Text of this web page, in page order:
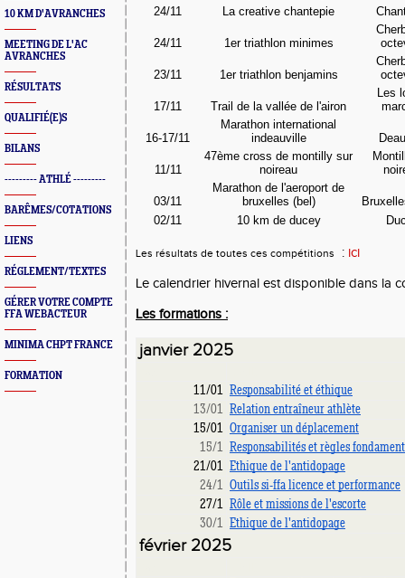
10 KM D'AVRANCHES
MEETING DE L'AC
AVRANCHES
RÉSULTATS
QUALIFIÉ(E)S
BILANS
--------- ATHLÉ ---------
BARÊMES/COTATIONS
LIENS
RÉGLEMENT/TEXTES
GÉRER VOTRE COMPTE
FFA WEBACTEUR
MINIMA CHPT FRANCE
FORMATION
24/11
La creative chantepie
24/11 1er triathlon minimes
23/11 1er triathlon benjamins
17/11 Trail de la vallée de l'airon
Les
16-17/11
Marathon international
indeauville
11/11
47ème cross de montilly sur
noireau
03/11
Marathon de l'aeroport de
bruxelles (bel)
02/11
10 km de ducey
Les résultats de toutes ces compétitions : ici
Le calendrier hivernal est disponible dans la
Les formations :
janvier 2025
11/01 Responsabilité et éthique
13/01 Relation entraîneur athlète
15/01 Organiser un déplacement
15/1 Responsabilités et règles
21/01 Ethique de l'antidopage
24/1 Outils si-ffa licence et performance
27/1 Rôle et missions de l'escorte
30/1 Ethique de l'antidopage
février 2025